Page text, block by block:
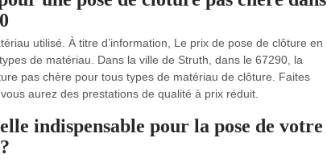
utilisé. À titre d’information, Le prix de pose de clôture en
de matériau. Dans la ville de Struth, dans le 67290, la
pas chère pour tous types de matériau de clôture. Faites
aurez des prestations de qualité à prix réduit.
indispensable pour la pose de votre